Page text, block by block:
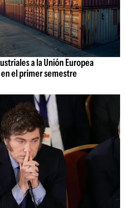
a la Unión Europea
el primer semestre